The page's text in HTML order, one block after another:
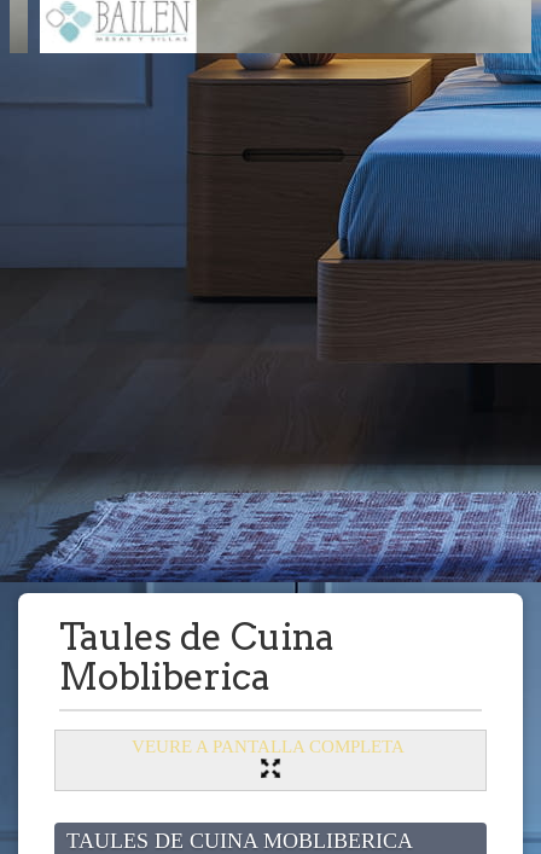
Taules de Cuina
Mobliberica
VEURE A PANTALLA COMPLETA
TAULES DE CUINA MOBLIBERICA